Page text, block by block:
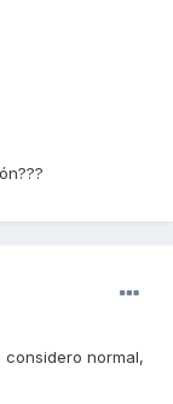
normal,